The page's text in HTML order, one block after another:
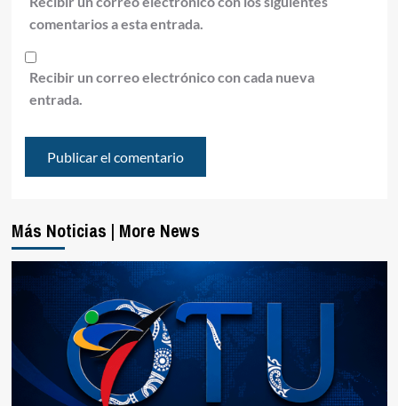
comentarios a esta entrada.
Recibir un correo electrónico con cada nueva
entrada.
Más Noticias | More News